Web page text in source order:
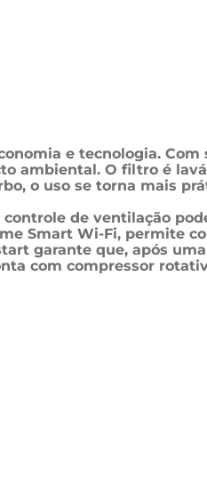
e tecnologia.
ambiental. O filtro é
o uso se torna mais
de ventilação
Smart Wi-Fi, permite
garante que, após
com compressor